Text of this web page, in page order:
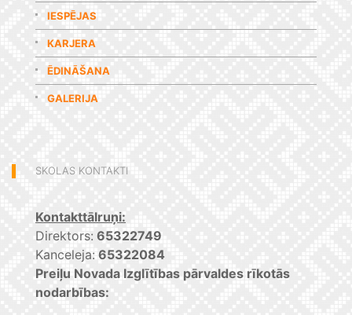
IESPĒJAS
KARJERA
ĒDINĀŠANA
GALERIJA
SKOLAS KONTAKTI
Kontakttālruņi:
Direktors: 65322749
Kanceleja: 65322084
Preiļu Novada Izglītības pārvaldes rīkotās
nodarbības: